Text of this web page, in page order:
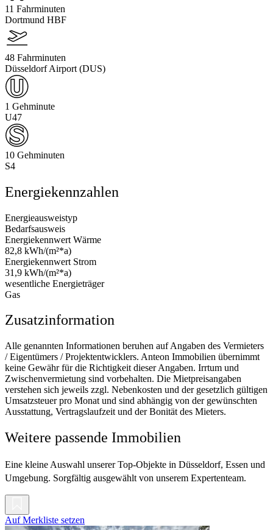
11 Fahrminuten
Dortmund HBF
48 Fahrminuten
Düsseldorf Airport (DUS)
1 Gehminute
U47
10 Gehminuten
S4
Energiekennzahlen
Energieausweistyp
Bedarfsausweis
Energiekennwert Wärme
82,8 kWh/(m²*a)
Energiekennwert Strom
31,9 kWh/(m²*a)
wesentliche Energieträger
Gas
Zusatzinformation
Alle genannten Informationen beruhen auf Angaben des Vermieters
/ Eigentümers / Projektentwicklers. Anteon Immobilien übernimmt
keine Gewähr für die Richtigkeit dieser Angaben. Irrtum und
Zwischenvermietung sind vorbehalten. Die Mietpreisangaben
verstehen sich jeweils zzgl. Nebenkosten und der gesetzlich gültigen
Umsatzsteuer pro Monat und sind abhängig von der gewünschten
Ausstattung, Vertragslaufzeit und der Bonität des Mieters.
Weitere passende Immobilien
Eine kleine Auswahl unserer Top-Objekte in Düsseldorf, Essen und
Umgebung. Sorgfältig ausgewählt von unserem Expertenteam.
Auf Merkliste setzen